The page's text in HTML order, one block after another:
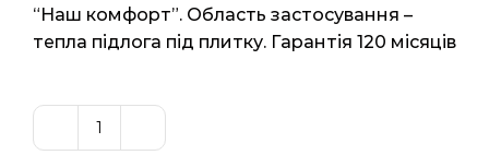
“Наш комфорт”. Область застосування –
тепла підлога під плитку. Гарантія 120 місяців
Нагрівальний